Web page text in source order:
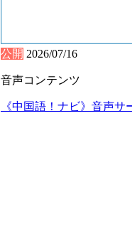
公開 2026/07/16
音声コンテンツ
《中国語！ナビ》音声サ